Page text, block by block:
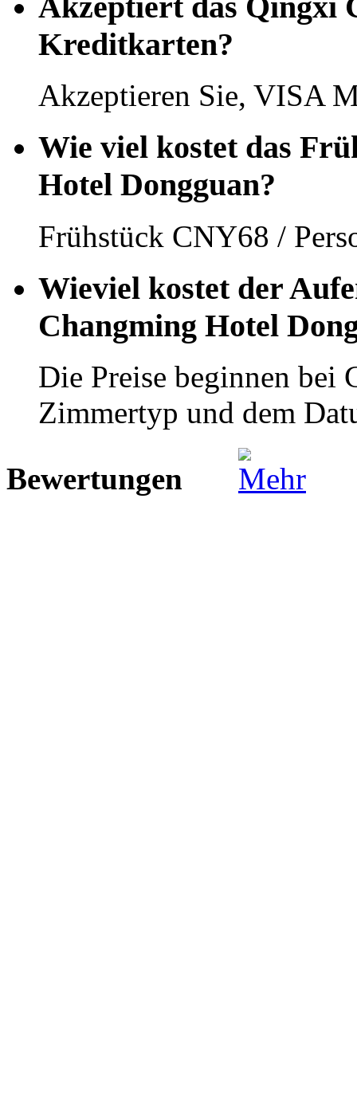
Kreditkarten?
Akzeptieren Sie, VISA
Wie viel kostet das
Hotel Dongguan?
Frühstück CNY68 /
Wieviel kostet der
Changming Hotel
Die Preise beginnen bei
Zimmertyp und dem
Bewertungen